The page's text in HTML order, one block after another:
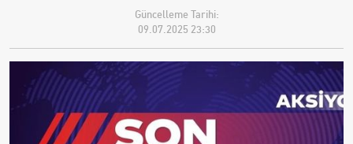
Güncelleme Tarihi:
09.07.2025 23:30